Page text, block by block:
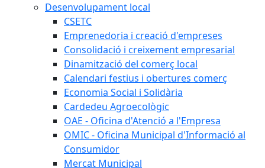
Desenvolupament local
CSETC
Emprenedoria i creació d'empreses
Consolidació i creixement empresarial
Dinamització del comerç local
Calendari festius i obertures comerç
Economia Social i Solidària
Cardedeu Agroecològic
OAE - Oficina d'Atenció a l'Empresa
OMIC - Oficina Municipal d'Informació al
Consumidor
Mercat Municipal